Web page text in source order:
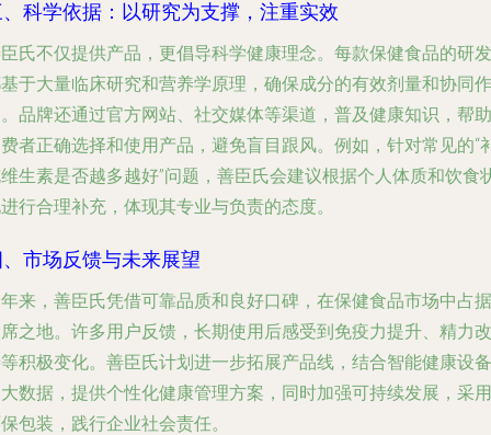
科学依据：以研究为支撑，注重实效
氏不仅提供产品，更倡导科学健康理念。每款保健食品的研发
于大量临床研究和营养学原理，确保成分的有效剂量和协同作
品牌还通过官方网站、社交媒体等渠道，普及健康知识，帮助
者正确选择和使用产品，避免盲目跟风。例如，针对常见的“
生素是否越多越好”问题，善臣氏会建议根据个人体质和饮食
行合理补充，体现其专业与负责的态度。
市场反馈与未来展望
来，善臣氏凭借可靠品质和良好口碑，在保健食品市场中占据
之地。许多用户反馈，长期使用后感受到免疫力提升、精力改
积极变化。善臣氏计划进一步拓展产品线，结合智能健康设备
数据，提供个性化健康管理方案，同时加强可持续发展，采用
包装，践行企业社会责任。